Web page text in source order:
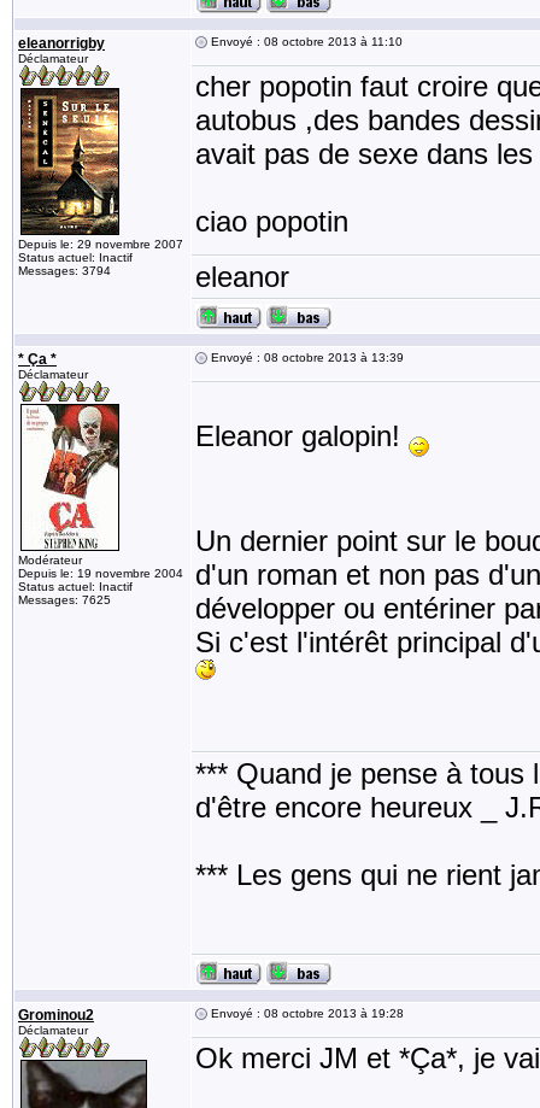
eleanorrigby
Déclamateur
Depuis le: 29 novembre 2007
Status actuel: Inactif
Messages: 3794
Envoyé : 08 octobre 2013 à 11:10
cher popotin faut croire
autobus ,des bandes
avait pas de sexe dans
ciao popotin
eleanor
* Ça *
Déclamateur
Modérateur
Depuis le: 19 novembre 2004
Status actuel: Inactif
Messages: 7625
Envoyé : 08 octobre 2013 à 13:39
Eleanor galopin!
Un dernier point sur le
d'un roman et non pas
développer ou entériner
Si c'est l'intérêt principal
*** Quand je pense à tous
d'être encore heureux _
*** Les gens qui ne rient
Grominou2
Déclamateur
Envoyé : 08 octobre 2013 à 19:28
Ok merci JM et *Ça*, je